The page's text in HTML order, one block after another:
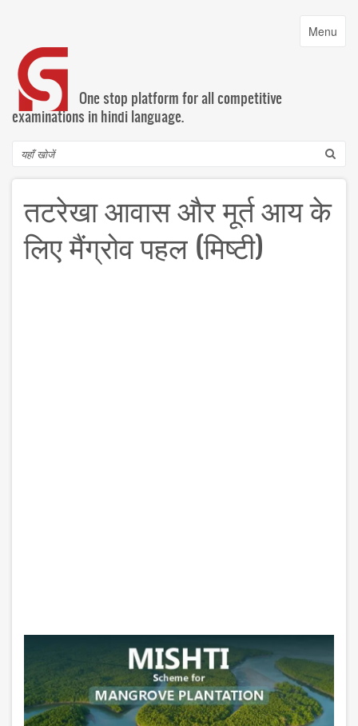
content
Toggle
Menu
One stop platform for all competitive
examinations in hindi language.
Search
तटरेखा आवास और मूर्त आय के
लिए मैंग्रोव पहल (मिष्टी)